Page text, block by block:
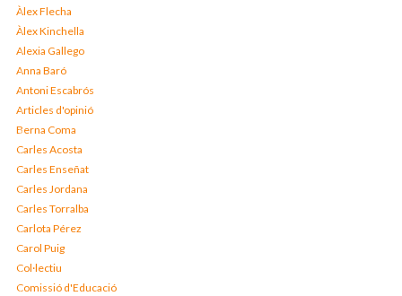
Àlex Flecha
Àlex Kinchella
Alexia Gallego
Anna Baró
Antoni Escabrós
Articles d'opinió
Berna Coma
Carles Acosta
Carles Enseñat
Carles Jordana
Carles Torralba
Carlota Pérez
Carol Puig
Col·lectiu
Comissió d'Educació